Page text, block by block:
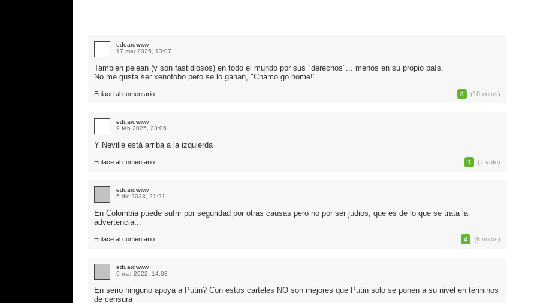
eduardwww
17 mar 2025, 13:07
También pelean (y son fastidiosos) en todo el mundo por sus "derechos"... menos en su propio país.
No me gusta ser xenofobo pero se lo ganan, "Chamo go home!"
Enlace al comentario 8 (10 votos)
eduardwww
9 feb 2025, 23:06
Y Neville está arriba a la izquierda
Enlace al comentario 1 (1 voto)
eduardwww
5 dic 2023, 21:21
En Colombia puede sufrir por seguridad por otras causas pero no por ser judios, que es de lo que se trata la
advertencia...
Enlace al comentario 4 (6 votos)
eduardwww
9 mar 2022, 14:03
En serio ninguno apoya a Putin? Con estos carteles NO son mejores que Putin solo se ponen a su nivel en términos
de censura